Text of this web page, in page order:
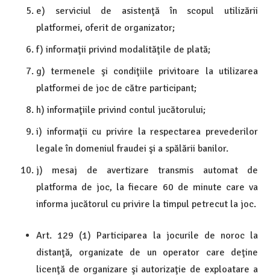
e) serviciul de asistenţă în scopul utilizării
platformei, oferit de organizator;
f) informaţii privind modalităţile de plată;
g) termenele şi condiţiile privitoare la utilizarea
platformei de joc de către participant;
h) informaţiile privind contul jucătorului;
i) informaţii cu privire la respectarea prevederilor
legale în domeniul fraudei şi a spălării banilor.
j) mesaj de avertizare transmis automat de
platforma de joc, la fiecare 60 de minute care va
informa jucătorul cu privire la timpul petrecut la joc.
Art. 129 (1) Participarea la jocurile de noroc la
distanţă, organizate de un operator care deţine
licenţă de organizare şi autorizaţie de exploatare a